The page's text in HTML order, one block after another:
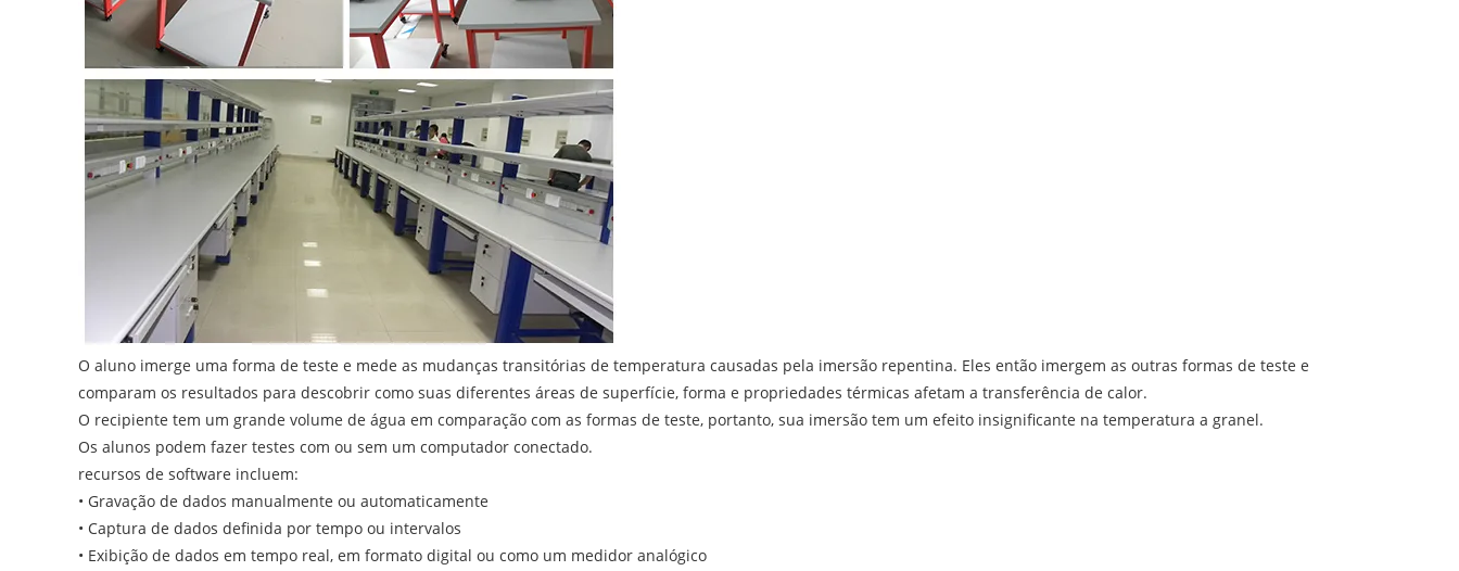
O aluno imerge uma forma de teste e mede as mudanças transitórias de temperatura causadas pela imersão repentina. Eles então imergem as outras formas de teste e
comparam os resultados para descobrir como suas diferentes áreas de superfície, forma e propriedades térmicas afetam a transferência de calor.
O recipiente tem um grande volume de água em comparação com as formas de teste, portanto, sua imersão tem um efeito insignificante na temperatura a granel.
Os alunos podem fazer testes com ou sem um computador conectado.
recursos de software incluem:
• Gravação de dados manualmente ou automaticamente
• Captura de dados definida por tempo ou intervalos
• Exibição de dados em tempo real, em formato digital ou como um medidor analógico